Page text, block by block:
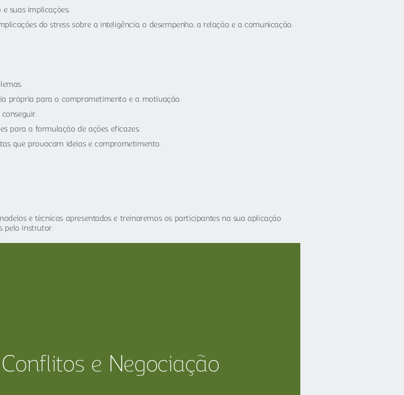
suas implicações.
do stress sobre a inteligência, o desempenho, a relação e a comunicação.
própria para o comprometimento e a motivação.
para a formulação de ações eficazes.
que provocam ideias e comprometimento.
e técnicas apresentados e treinaremos os participantes na sua aplicação
pelo instrutor.
e Negociação